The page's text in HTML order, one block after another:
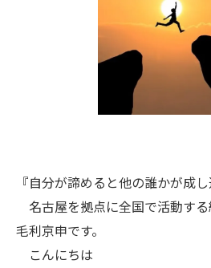
『自分が諦めると他の誰かが成し
名古屋を拠点に全国で活動す
毛利京申です。
こんにちは